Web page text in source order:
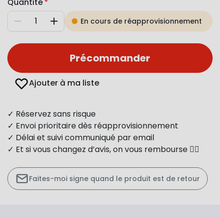
Diminuer AugmenterEn cours de réapprovisionnement
Précommander
Ajouter à ma liste
✓ Réservez sans risque
✓ Envoi prioritaire dès réapprovisionnement
✓ Délai et suivi communiqué par email
✓ Et si vous changez d’avis, on vous rembourse 👍🏻
Faites-moi signe quand le produit est de retour